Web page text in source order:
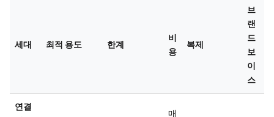
세대 최적 용도 한계
비
용
복제
브
랜
드
보
이
스
연결
매